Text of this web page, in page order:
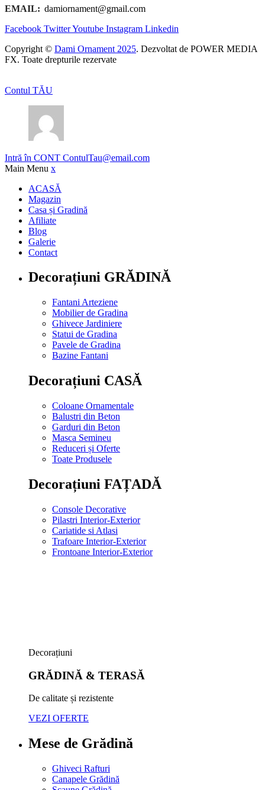
EMAIL: damiornament@gmail.com
Facebook TwitterYoutube Instagram Linkedin
Copyright © Dami Ornament 2025. Dezvoltat de POWER MEDIA
FX. Toate drepturile rezervate
Contul TĂU
Intră în CONT ContulTau@email.com
Main Menu x
ACASĂ
Magazin
Casa și Gradină
Afiliate
Blog
Galerie
Contact
Decorațiuni GRĂDINĂ
Fantani Arteziene
Mobilier de Gradina
Ghivece Jardiniere
Statui de Gradina
Pavele de Gradina
Bazine Fantani
Decorațiuni CASĂ
Coloane Ornamentale
Balustri din Beton
Garduri din Beton
Masca Semineu
Reduceri și Oferte
Toate Produsele
Decorațiuni FAȚADĂ
Console Decorative
Pilastri Interior-Exterior
Cariatide si Atlasi
Trafoare Interior-Exterior
Frontoane Interior-Exterior
Decorațiuni
GRĂDINĂ & TERASĂ
De calitate și rezistente
VEZI OFERTE
Mese de Grădină
Ghiveci Rafturi
Canapele Grădină